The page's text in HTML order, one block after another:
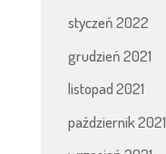
styczeń 2022
grudzień 2021
listopad 2021
październik 2021